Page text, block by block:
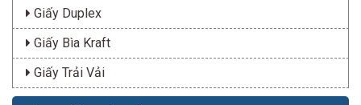
Giấy Duplex
Giấy Bìa Kraft
Giấy Trải Vải